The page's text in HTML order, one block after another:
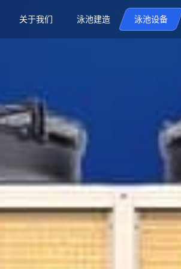
关于我们 泳池建造 泳池设备